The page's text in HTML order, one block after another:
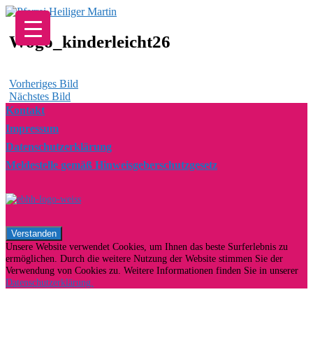
Zum
Inhalt
springen
Wogo_kinderleicht26
Vorheriges Bild
Nächstes Bild
Kontakt
Impressum
Datenschutzerklärung
Meldestelle gemäß Hinweisgeberschutzgesetz
Unsere Website verwendet Cookies, um Ihnen das beste Surferlebnis zu
ermöglichen. Durch die weitere Nutzung der Website stimmen Sie der
Verwendung von Cookies zu. Weitere Informationen finden Sie in unserer
Datenschutzerklärung.